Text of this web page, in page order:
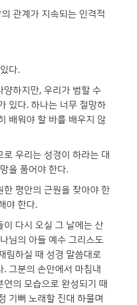
관계가 지속되는 인격적
다.
하지만, 우리가 범할 수
있다. 하나는 너무 절망하
배워야 할 바를 배우지 않
우리는 성경이 하라는 대
을 품어야 한다.
평안의 근원을 찾아야 한
야 한다.
이 다시 오실 그 날에는 산
님의 아들 예수 그리스도
림하실 때 성경 말씀대로
그분의 손안에서 마침내
의 모습으로 완성되기 때
기뻐 노래할 진대 하물며